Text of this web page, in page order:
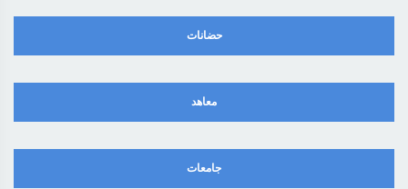
حضانات
معاهد
جامعات